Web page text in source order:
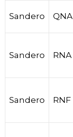
Sandero QNA
Sandero RNA
Sandero RNF